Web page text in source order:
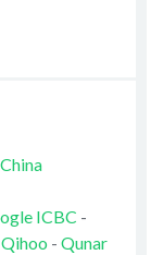
China
ICBC -
Qihoo - Qunar